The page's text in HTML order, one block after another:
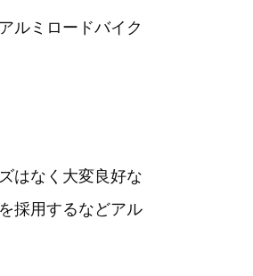
ルミロードバイク
はなく大変良好な
採用するなどアル